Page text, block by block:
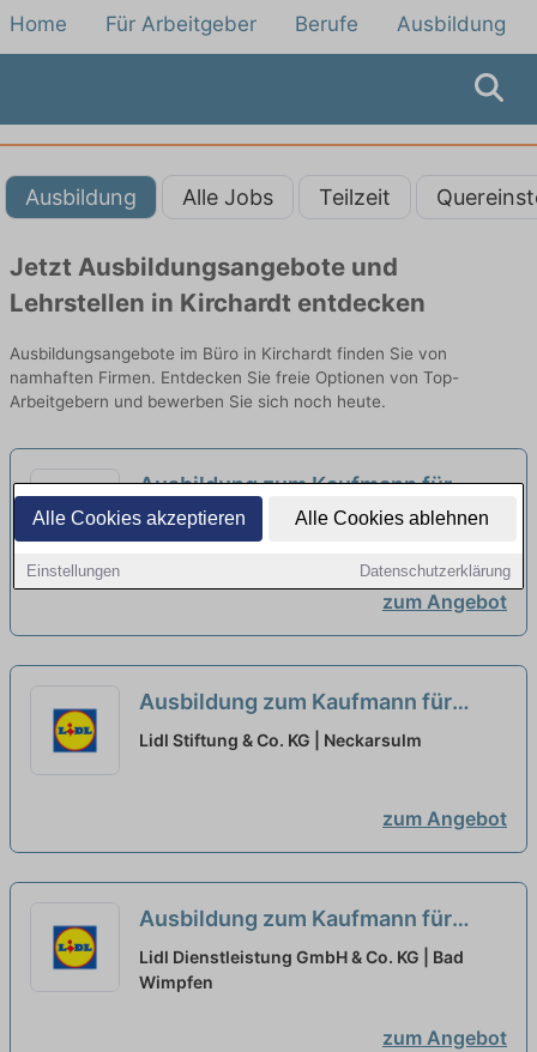
Alle Cookies akzeptieren Alle Cookies ablehnen
Einstellungen Datenschutzerklärung
Home Für Arbeitgeber Berufe Ausbildung
Ausbildung Alle Jobs Teilzeit
Jetzt Ausbildungsangebote und
Lehrstellen in Kirchardt entdecken
Ausbildungsangebote im Büro in Kirchardt finden Sie von
namhaften Firmen. Entdecken Sie freie Optionen von Top-
Arbeitgebern und bewerben Sie sich noch heute.
Ausbildung zum Kaufmann für
Büromanagement - Schwerpunkt
Einkauf 2027 (m/w/d)
Lidl Stiftung & Co. KG | Neckarsulm
zum Angebot
Ausbildung zum Kaufmann für
Büromanagement - Schwerpunkt
Lidl Stiftung & Co. KG | Neckarsulm
zum Angebot
Ausbildung zum Kaufmann für
Büromanagement 2027 (m/w/d)
neu
Lidl Dienstleistung GmbH & Co. KG | Bad
Wimpfen
zum Angebot